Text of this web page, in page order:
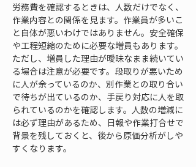
労務費を確認するときは、人数だけでなく、
作業内容との関係を見ます。作業員が多いこ
と自体が悪いわけではありません。安全確保
や工程短縮のために必要な増員もあります。
ただし、増員した理由が曖昧なまま続いてい
る場合は注意が必要です。段取りが悪いため
に人が余っているのか、別作業との取り合い
で待ちが出ているのか、手戻り対応に人を取
られているのかを確認します。人数の増減に
は必ず理由があるため、日報や作業打合せで
背景を残しておくと、後から原価分析がしや
すくなります。